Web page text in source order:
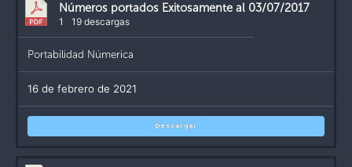
Números portados Exitosamente al 03/07/2017
1 19 descargas
Portabilidad Númerica
16 de febrero de 2021
Descargar